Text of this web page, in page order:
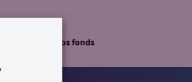
Nos fonds